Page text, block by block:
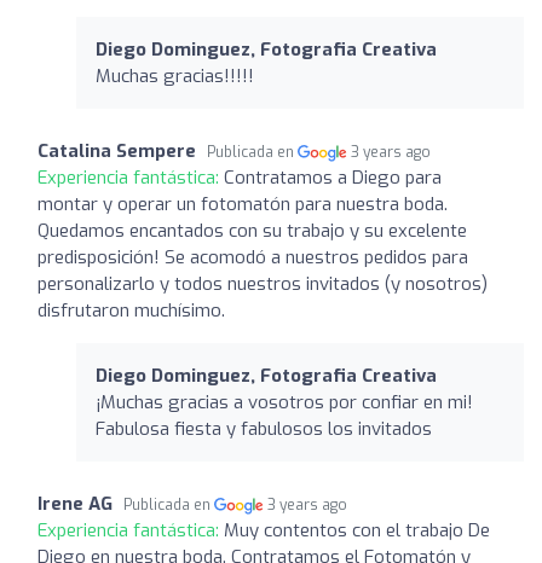
Diego Dominguez, Fotografia Creativa
Muchas gracias!!!!!
Catalina Sempere Publicada en 3 years ago
Experiencia fantástica: Contratamos a Diego para
montar y operar un fotomatón para nuestra boda.
Quedamos encantados con su trabajo y su excelente
predisposición! Se acomodó a nuestros pedidos para
personalizarlo y todos nuestros invitados (y nosotros)
disfrutaron muchísimo.
Diego Dominguez, Fotografia Creativa
¡Muchas gracias a vosotros por confiar en mi!
Fabulosa fiesta y fabulosos los invitados
Irene AG Publicada en 3 years ago
Experiencia fantástica: Muy contentos con el trabajo De
Diego en nuestra boda. Contratamos el Fotomatón y